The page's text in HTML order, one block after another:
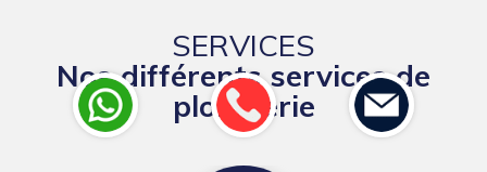
SERVICES
Nos différents services de
plomberie